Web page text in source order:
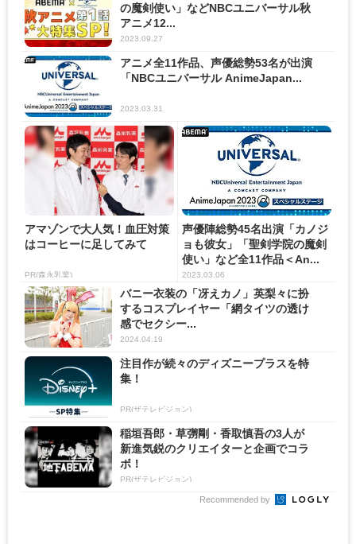
の魔剣使い」などNBCユニバーサル秋
アニメ12...
2023.09.27
アニメ全11作品、声優総勢53名が出演
「NBCユニバーサル AnimeJapan...
2023.03.31
アマゾンで大人気！血圧対策
はコーヒーに足してみて
PR(森永乳業)
声優陣総勢45名出演「カノジ
ョも彼女」「聖剣学院の魔剣
使い」など全11作品＜An...
2023.03.06
バニー衣装の「冴えカノ」英梨々に扮
するコスプレイヤー「網タイツの透け
感でセクシー...
2024.04.19
注目作が続々のディズニープラスを特
集！
PR(ザテレビジョン)
稲垣吾郎・草彅剛・香取慎吾の3人が
新進気鋭のクリエイターと企画でコラ
ボ！
PR(ザテレビジョン)
Recommended by